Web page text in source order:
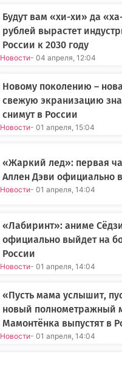
Будут вам «хи-хи» да
рублей вырастет
России к 2030 году
Новости- 04 апреля, 12:04
Новому поколению –
свежую экранизацию
снимут в России
Новости- 01 апреля, 15:04
«Жаркий лед»: первая
Аллен Дэви официально
Новости- 01 апреля, 14:04
«Лабиринт»: аниме
официально выйдет на
России
Новости- 01 апреля, 14:04
«Пусть мама услышит,
новый полнометражный
Мамонтёнка выпустят в
Новости- 01 апреля, 14:04